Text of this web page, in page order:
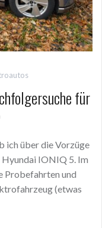
für
ich über die Vorzüge
IONIQ 5. Im
Probefahrten und
(etwas